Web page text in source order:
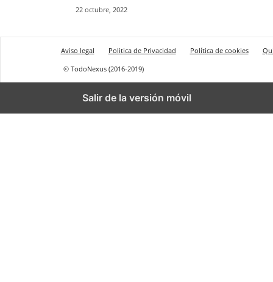
22 octubre, 2022
Aviso legal Politica de Privacidad Política de cookies
© TodoNexus (2016-2019)
Salir de la versión móvil